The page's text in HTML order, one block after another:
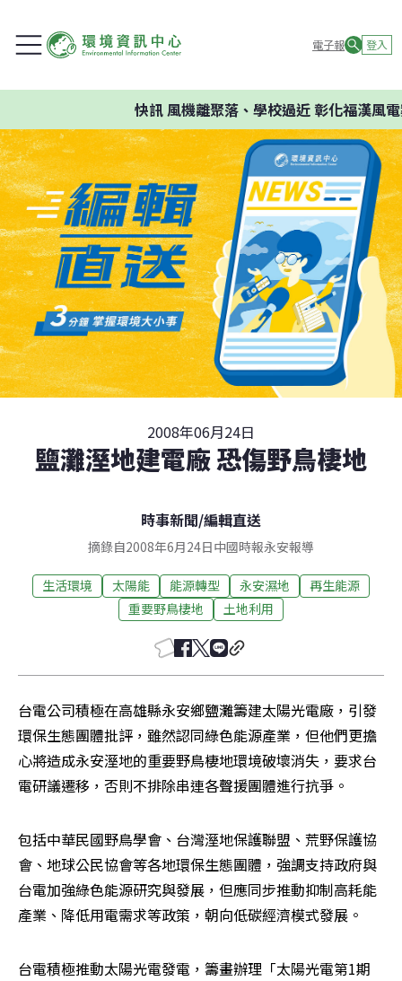
電子報 登入
快訊風機離聚落、學校過近 彰化福漢風電
2008年06月24日
鹽灘溼地建電廠 恐傷野鳥棲地
時事新聞/編輯直送
摘錄自2008年6月24日中國時報永安報導
生活環境 太陽能 能源轉型 永安濕地
再生能源
重要野鳥棲地
土地利用
台電公司積極在高雄縣永安鄉鹽灘籌建太陽光電廠，引發
環保生態團體批評，雖然認同綠色能源產業，但他們更擔
心將造成永安溼地的重要野鳥棲地環境破壞消失，要求台
電研議遷移，否則不排除串連各聲援團體進行抗爭。
包括中華民國野鳥學會、台灣溼地保護聯盟、荒野保護協
會、地球公民協會等各地環保生態團體，強調支持政府與
台電加強綠色能源研究與發展，但應同步推動抑制高耗能
產業、降低用電需求等政策，朝向低碳經濟模式發展。
台電積極推動太陽光電發電，籌畫辦理「太陽光電第1期